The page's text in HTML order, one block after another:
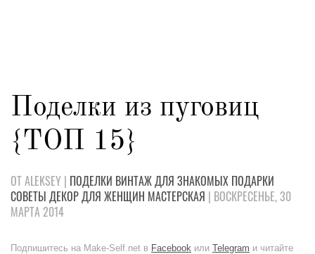
Поделки из пуговиц
{ТОП 15}
ОТ ALEKSEY | ПОДЕЛКИ ВИНТАЖДЛЯ ЗНАКОМЫХ ПОДАРКИ
СОВЕТЫ ДЕКОРДЛЯ ЖЕНЩИН МАСТЕРСКАЯ | ВОСКРЕСЕНЬЕ, 30
МАРТА 2014
Подпишитесь на Make-Self.net в Facebook или Telegram и читайте